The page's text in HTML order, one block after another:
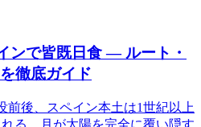
ンで皆既日食 ― ルート・
徹底ガイド
前後、スペイン本土は1世紀以上
る。月が太陽を完全に覆い隠す